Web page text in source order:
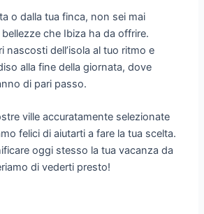
o dalla tua finca, non sei mai
che Ibiza ha da offrire.
nascosti dell’isola al tuo ritmo e
alla fine della giornata, dove
di pari passo.
ville accuratamente selezionate
felici di aiutarti a fare la tua scelta.
oggi stesso la tua vacanza da
di vederti presto!